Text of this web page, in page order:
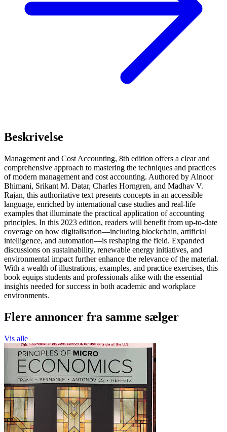
Beskrivelse
Management and Cost Accounting, 8th edition offers a clear and
comprehensive approach to mastering the techniques and practices
of modern management and cost accounting. Authored by Alnoor
Bhimani, Srikant M. Datar, Charles Horngren, and Madhav V.
Rajan, this authoritative text presents concepts in an accessible
language, enriched by international case studies and real-life
examples that illuminate the practical application of accounting
principles. In this 2023 edition, readers will benefit from up-to-date
coverage on how digitalisation—including blockchain, artificial
intelligence, and automation—is reshaping the field. Expanded
discussions on sustainability, renewable energy initiatives, and
environmental impact further enhance the relevance of the material.
With a wealth of illustrations, examples, and practice exercises, this
book equips students and professionals alike with the essential
insights needed for success in both academic and workplace
environments.
Flere annoncer fra samme sælger
Vis alle